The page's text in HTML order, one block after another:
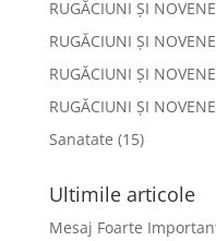
RUGĂCIUNI ȘI
RUGĂCIUNI ȘI
RUGĂCIUNI ȘI
RUGĂCIUNI ȘI
Sanatate (15)
Ultimile articole
Mesaj Foarte